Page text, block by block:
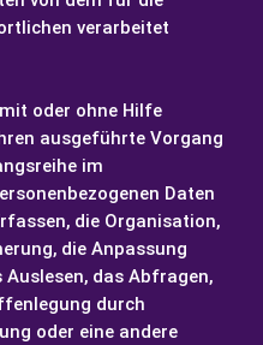
verarbeitet
oder ohne Hilfe
ausgeführte Vorgang
im
Daten
die Organisation,
die Anpassung
das Abfragen,
durch
oder eine andere